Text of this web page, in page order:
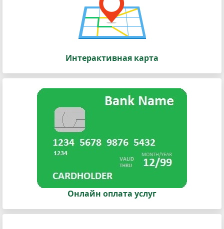
Интерактивная карта
Онлайн оплата услуг